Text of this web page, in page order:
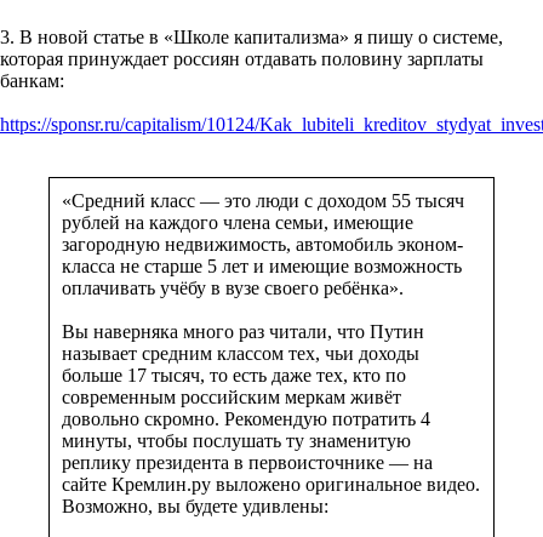
3. В новой статье в «Школе капитализма» я пишу о системе,
которая принуждает россиян отдавать половину зарплаты
банкам:
https://sponsr.ru/capitalism/10124/
«Средний класс — это люди с доходом 55 тысяч
рублей на каждого члена семьи, имеющие
загородную недвижимость, автомобиль эконом-
класса не старше 5 лет и имеющие возможность
оплачивать учёбу в вузе своего ребёнка».
Вы наверняка много раз читали, что Путин
называет средним классом тех, чьи доходы
больше 17 тысяч, то есть даже тех, кто по
современным российским меркам живёт
довольно скромно. Рекомендую потратить 4
минуты, чтобы послушать ту знаменитую
реплику президента в первоисточнике — на
сайте Кремлин.ру выложено оригинальное видео.
Возможно, вы будете удивлены: